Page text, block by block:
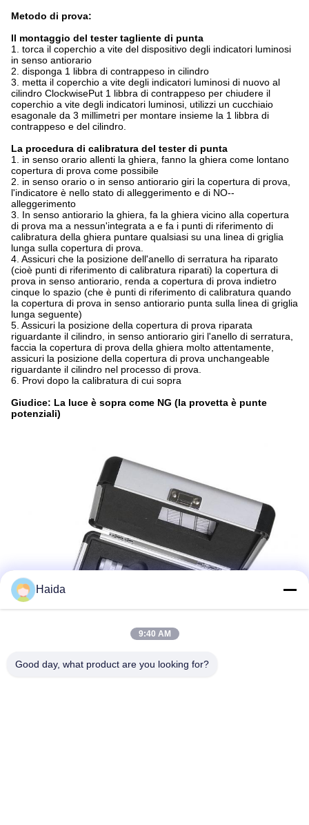
Metodo di prova:
Il montaggio del tester tagliente di punta
1. torca il coperchio a vite del dispositivo degli indicatori luminosi
in senso antiorario
2. disponga 1 libbra di contrappeso in cilindro
3. metta il coperchio a vite degli indicatori luminosi di nuovo al
cilindro ClockwisePut 1 libbra di contrappeso per chiudere il
coperchio a vite degli indicatori luminosi, utilizzi un cucchiaio
esagonale da 3 millimetri per montare insieme la 1 libbra di
contrappeso e del cilindro.
La procedura di calibratura del tester di punta
1. in senso orario allenti la ghiera, fanno la ghiera come lontano
copertura di prova come possibile
2. in senso orario o in senso antiorario giri la copertura di prova,
l'indicatore è nello stato di alleggerimento e di NO--
alleggerimento
3. In senso antiorario la ghiera, fa la ghiera vicino alla copertura
di prova ma a nessun'integrata a e fa i punti di riferimento di
calibratura della ghiera puntare qualsiasi su una linea di griglia
lunga sulla copertura di prova.
4. Assicuri che la posizione dell'anello di serratura ha riparato
(cioè punti di riferimento di calibratura riparati) la copertura di
prova in senso antiorario, renda a copertura di prova indietro
cinque lo spazio (che è punti di riferimento di calibratura quando
la copertura di prova in senso antiorario punta sulla linea di griglia
lunga seguente)
5. Assicuri la posizione della copertura di prova riparata
riguardante il cilindro, in senso antiorario giri l'anello di serratura,
faccia la copertura di prova della ghiera molto attentamente,
assicuri la posizione della copertura di prova unchangeable
riguardante il cilindro nel processo di prova.
6. Provi dopo la calibratura di cui sopra
Giudice: La luce è sopra come NG (la provetta è punte
potenziali)
Haida
9:40 AM
Good day, what product are you looking for?